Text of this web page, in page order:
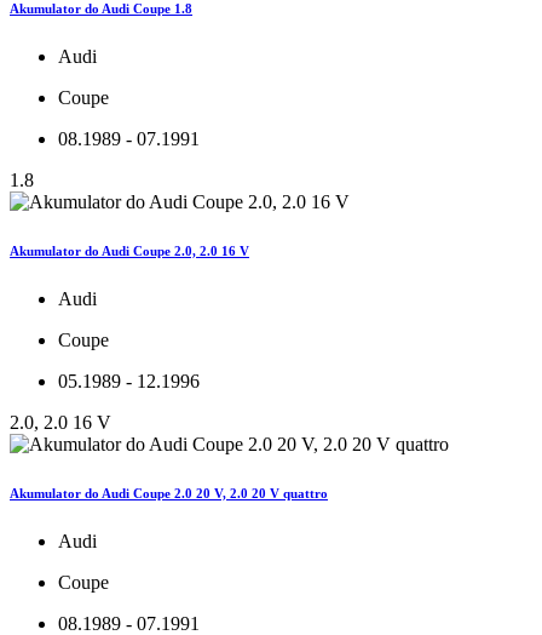
Akumulator do Audi Coupe 1.8
Audi
Coupe
08.1989 - 07.1991
1.8
Akumulator do Audi Coupe 2.0, 2.0 16 V
Audi
Coupe
05.1989 - 12.1996
2.0, 2.0 16 V
Akumulator do Audi Coupe 2.0 20 V, 2.0 20 V quattro
Audi
Coupe
08.1989 - 07.1991